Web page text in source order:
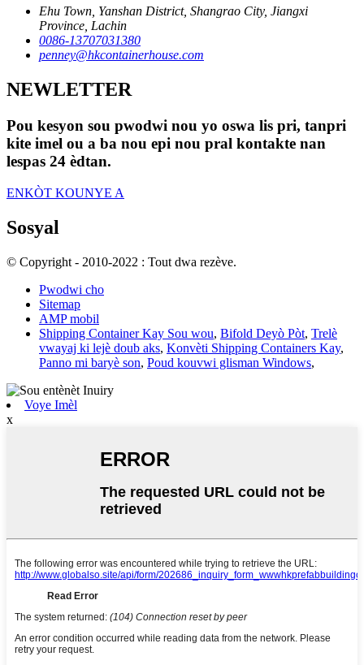
Ehu Town, Yanshan District, Shangrao City, Jiangxi
Province, Lachin
0086-13707031380
penney@hkcontainerhouse.com
NEWLETTER
Pou kesyon sou pwodwi nou yo oswa lis pri, tanpri
kite imel ou a ba nou epi nou pral kontakte nan
lespas 24 èdtan.
ENKÒT KOUNYE A
Sosyal
© Copyright - 2010-2022 : Tout dwa rezève.
Pwodwi cho
Sitemap
AMP mobil
Shipping Container Kay Sou wou, Bifold Deyò Pòt, Trelè
vwayaj ki lejè doub aks, Konvèti Shipping Containers Kay,
Panno mi baryè son, Poud kouvwi glisman Windows,
Voye Imèl
x